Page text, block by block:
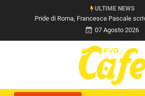
ULTIME NEWS
Pride di Roma, Francesca Pascale
07 Agosto 2026